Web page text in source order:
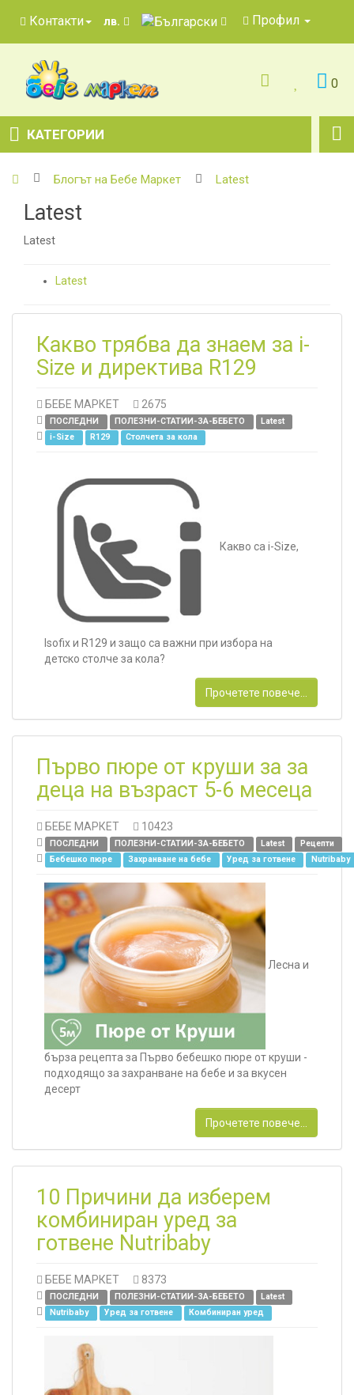
Контакти лв. Профил
0
КАТЕГОРИИ
Блогът на Бебе Маркет Latest
Latest
Latest
Latest
Какво трябва да знаем за i-
Size и директива R129
БЕБЕ МАРКЕТ 2675
ПОСЛЕДНИ ПОЛЕЗНИ-СТАТИИ-ЗА-БЕБЕТО
Latest
i-Size
R129 Столчета за кола
Какво са i-Size,
Isofix и R129 и защо са важни при избора на
детско столче за кола?
Прочетете повече...
Първо пюре от круши за за
деца на възраст 5-6 месеца
БЕБЕ МАРКЕТ 10423
ПОСЛЕДНИ ПОЛЕЗНИ-СТАТИИ-ЗА-БЕБЕТО Latest
Рецепти
Бебешко пюре
Захранване на бебе Уред за готвене Nutribaby
Лесна и
бърза рецепта за Първо бебешко пюре от круши -
подходящо за захранване на бебе и за вкусен
десерт
Прочетете повече...
10 Причини да изберем
комбиниран уред за
готвене Nutribaby
БЕБЕ МАРКЕТ 8373
ПОСЛЕДНИ ПОЛЕЗНИ-СТАТИИ-ЗА-БЕБЕТО
Latest
Nutribaby
Уред за готвене Комбиниран уред